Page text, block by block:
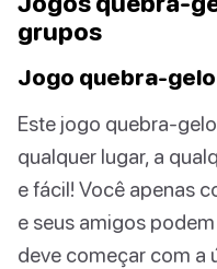
grupos
Jogo quebra-
Este jogo quebra-
qualquer lugar, a
e fácil! Você apenas
e seus amigos
deve começar com a